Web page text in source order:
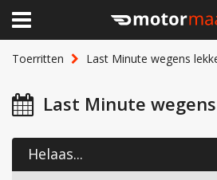
Toerritten Last Minute wegens
Last Minute
Helaas...
×
Home
Clubhuis
Lid worden